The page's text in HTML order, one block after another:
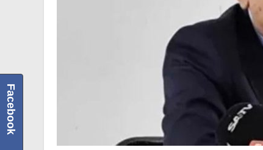
Facebook